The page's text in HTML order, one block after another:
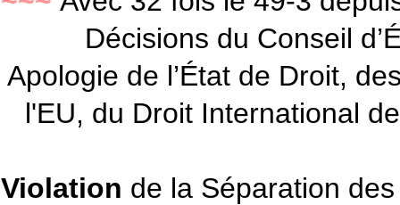
Décisions du Conseil
Apologie de l’État de Droit,
l'EU, du Droit International
Violation de la Séparation